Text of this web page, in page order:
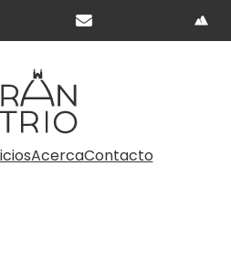
AcercaContacto